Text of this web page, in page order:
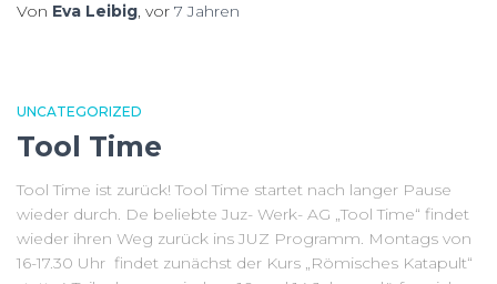
Von Eva Leibig, vor 7 Jahren
UNCATEGORIZED
Tool Time
Tool Time ist zurück! Tool Time startet nach langer Pause
wieder durch. De beliebte Juz- Werk- AG „Tool Time“ findet
wieder ihren Weg zurück ins JUZ Programm. Montags von
16-17.30 Uhr findet zunächst der Kurs „Römisches Katapult“